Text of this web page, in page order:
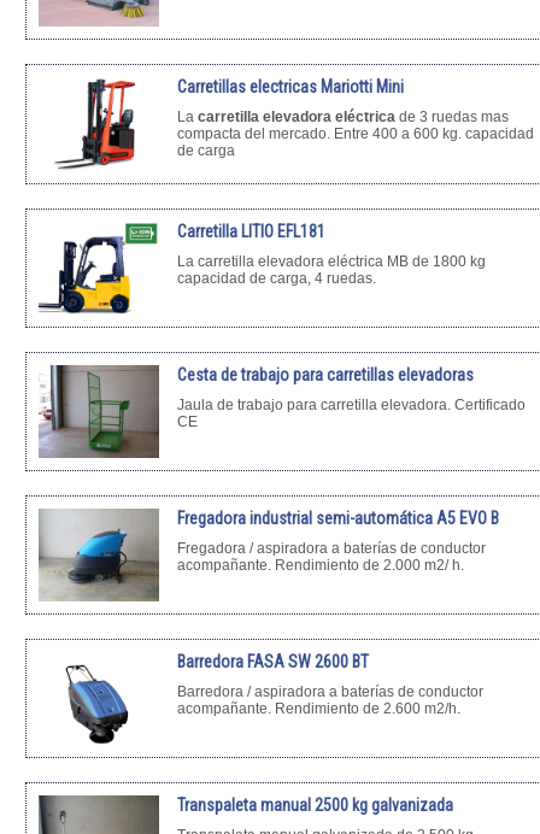
Carretillas electricas Mariotti Mini
La carretilla elevadora eléctricade 3 ruedas mas
compacta del mercado. Entre 400 a 600 kg. capacidad
de carga
Carretilla LITIO EFL181
La carretilla elevadora eléctrica MB de 1800 kg
capacidad de carga, 4 ruedas.
Cesta de trabajo para carretillas elevadoras
Jaula de trabajo para carretilla elevadora. Certificado
CE
Fregadora industrial semi-automática A5 EVO B
Fregadora / aspiradora a baterías de conductor
acompañante. Rendimiento de 2.000 m2/ h.
Barredora FASA SW 2600 BT
Barredora / aspiradora a baterías de conductor
acompañante. Rendimiento de 2.600 m2/h.
Transpaleta manual 2500 kg galvanizada